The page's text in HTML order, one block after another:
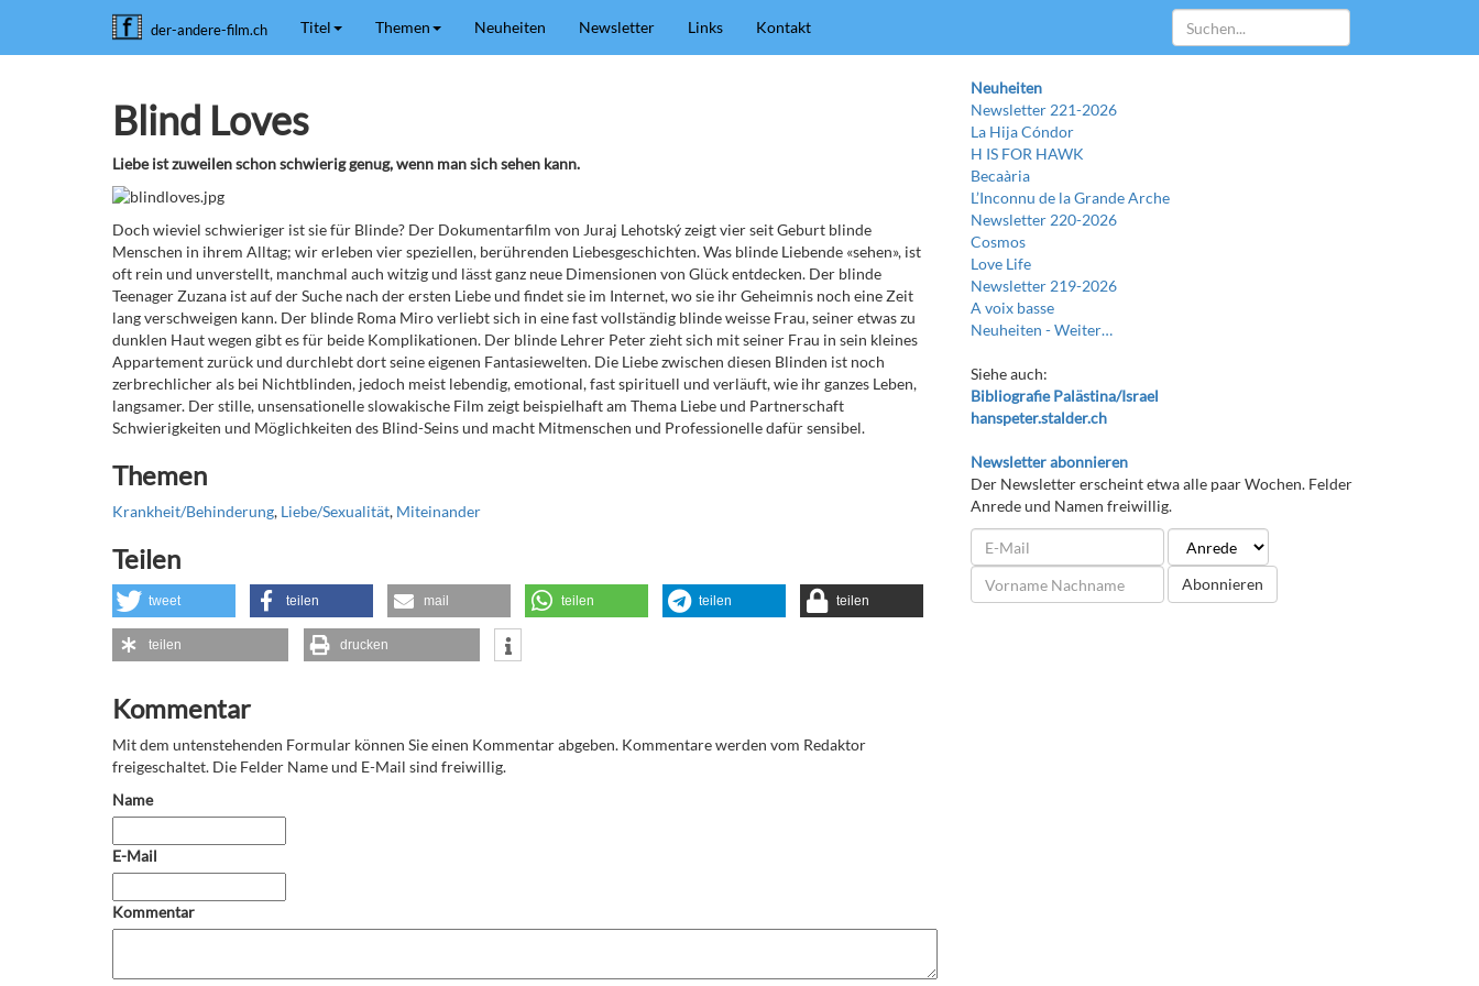
der-andere-film.ch Titel Themen Neuheiten Newsletter Links Kontakt
Blind Loves
Liebe ist zuweilen schon schwierig genug, wenn man sich sehen kann.
Doch wieviel schwieriger ist sie für Blinde? Der Dokumentarfilm von Juraj Lehotský zeigt vier seit Geburt blinde
Menschen in ihrem Alltag; wir erleben vier speziellen, berührenden Liebesgeschichten. Was blinde Liebende «sehen», ist
oft rein und unverstellt, manchmal auch witzig und lässt ganz neue Dimensionen von Glück entdecken. Der blinde
Teenager Zuzana ist auf der Suche nach der ersten Liebe und findet sie im Internet, wo sie ihr Geheimnis noch eine Zeit
lang verschweigen kann. Der blinde Roma Miro verliebt sich in eine fast vollständig blinde weisse Frau, seiner etwas zu
dunklen Haut wegen gibt es für beide Komplikationen. Der blinde Lehrer Peter zieht sich mit seiner Frau in sein kleines
Appartement zurück und durchlebt dort seine eigenen Fantasiewelten. Die Liebe zwischen diesen Blinden ist noch
zerbrechlicher als bei Nichtblinden, jedoch meist lebendig, emotional, fast spirituell und verläuft, wie ihr ganzes Leben,
langsamer. Der stille, unsensationelle slowakische Film zeigt beispielhaft am Thema Liebe und Partnerschaft
Schwierigkeiten und Möglichkeiten des Blind-Seins und macht Mitmenschen und Professionelle dafür sensibel.
Themen
Krankheit/Behinderung, Liebe/Sexualität, Miteinander
Teilen
tweet teilen mail teilen teilen teilen
teilen drucken
Kommentar
Mit dem untenstehenden Formular können Sie einen Kommentar abgeben. Kommentare werden vom Redaktor
freigeschaltet. Die Felder Name und E-Mail sind freiwillig.
Name
E-Mail
Kommentar
Neuheiten
Newsletter 221-2026
La Hija Cóndor
H IS FOR HAWK
Becaària
L’Inconnu de la Grande Arche
Newsletter 220-2026
Cosmos
Love Life
Newsletter 219-2026
A voix basse
Neuheiten -Weiter…
Siehe auch:
Bibliografie Palästina/Israel
hanspeter.stalder.ch
Newsletter abonnieren
Der Newsletter erscheint etwa alle paar Wochen. Felder
Anrede und Namen freiwillig.
Abonnieren